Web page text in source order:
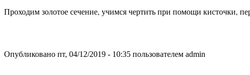
Проходим золотое сечение, учимся чертить при помощи кисточки,
Опубликовано пт, 04/12/2019 - 10:35 пользователем admin